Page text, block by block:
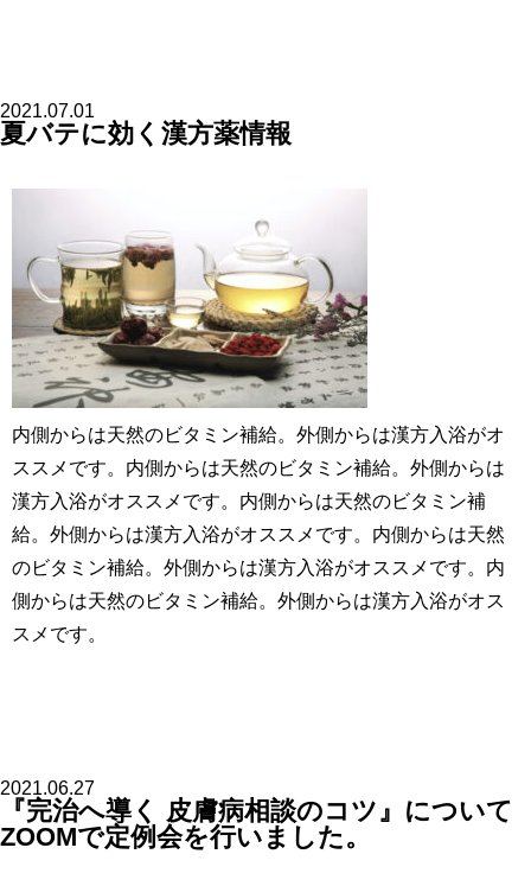
2021.07.01
夏バテに効く漢方薬情報
内側からは天然のビタミン補給。外側からは漢方入浴がオ
ススメです。内側からは天然のビタミン補給。外側からは
漢方入浴がオススメです。内側からは天然のビタミン補
給。外側からは漢方入浴がオススメです。内側からは天然
のビタミン補給。外側からは漢方入浴がオススメです。内
側からは天然のビタミン補給。外側からは漢方入浴がオス
スメです。
2021.06.27
『完治へ導く 皮膚病相談のコツ』について
ZOOMで定例会を行いました。